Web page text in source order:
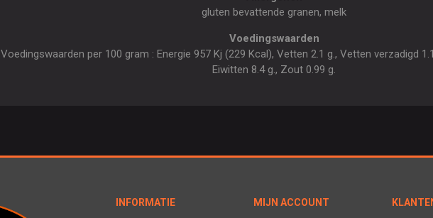
gluten bevattende granen, melk
Voedingswaarden
Voedingswaarden per 100 gram : Energie 957 Kj (229 Kcal), Vetten 2.1 g., Vetten verzadigd
Eiwitten 8.4 g., Zout 0.99 g.
INFORMATIE MIJN ACCOUNT